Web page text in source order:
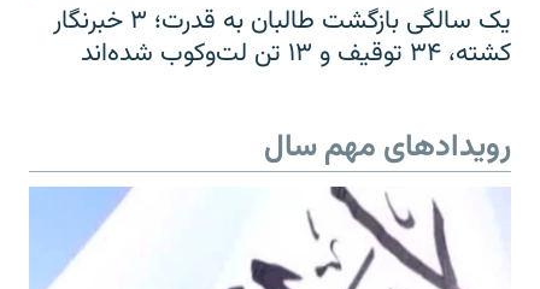
یک سالگی بازگشت طالبان به قدرت؛ ۳ خبرنگار
کشته، ۳۴ توقیف و ۱۳ تن لت‌وکوب شده‌اند
رویدادهای مهم سال